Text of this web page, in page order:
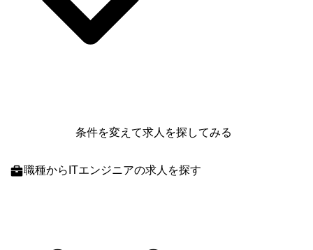
条件を変えて求人を探してみる
職種からITエンジニアの求人を探す